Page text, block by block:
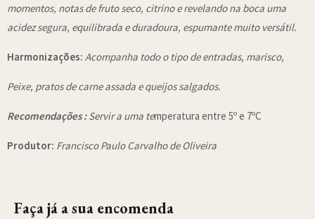
momentos, notas de fruto seco, citrino e revelando na boca uma
acidez segura, equilibrada e duradoura, espumante muito versátil.
Harmonizações: Acompanha todo o tipo de entradas, marisco,
Peixe, pratos de carne assada e queijos salgados.
Recomendações : Servir a uma temperatura entre 5º e 7ºC
Produtor: Francisco Paulo Carvalho de Oliveira
Faça já a sua encomenda